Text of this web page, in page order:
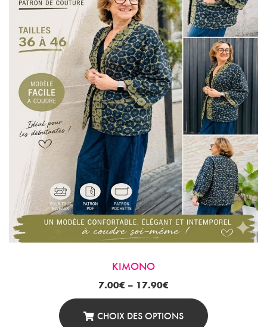
Peuvent
Être
Choisies
Sur
La
Page
Du
Produit
KIMONO
7.00€ – 17.90€
CHOIX DES OPTIONS